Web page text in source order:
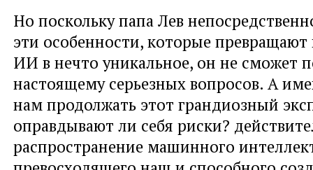
Но поскольку папа Лев
эти особенности, которые
ИИ в нечто уникальное, он не сможет
настоящему серьезных вопросов. А
нам продолжать этот грандиозный
оправдывают ли себя риски?
распространение машинного